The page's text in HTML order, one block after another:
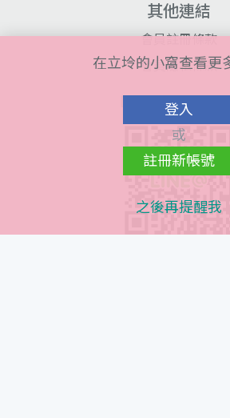
其他連結
會員註冊條款
會員隱私條款
Line@ QR
在立坽的小窩查看更
登入
或
註冊新帳號
之後再提醒我